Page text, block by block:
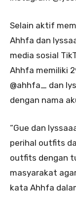
Selain aktif
Ahhfa dan
media sosial
Ahhfa memiliki
@ahhfa_ dan
dengan nama
“Gue dan
perihal outfits
outfits dengan
masyarakat
kata Ahhfa